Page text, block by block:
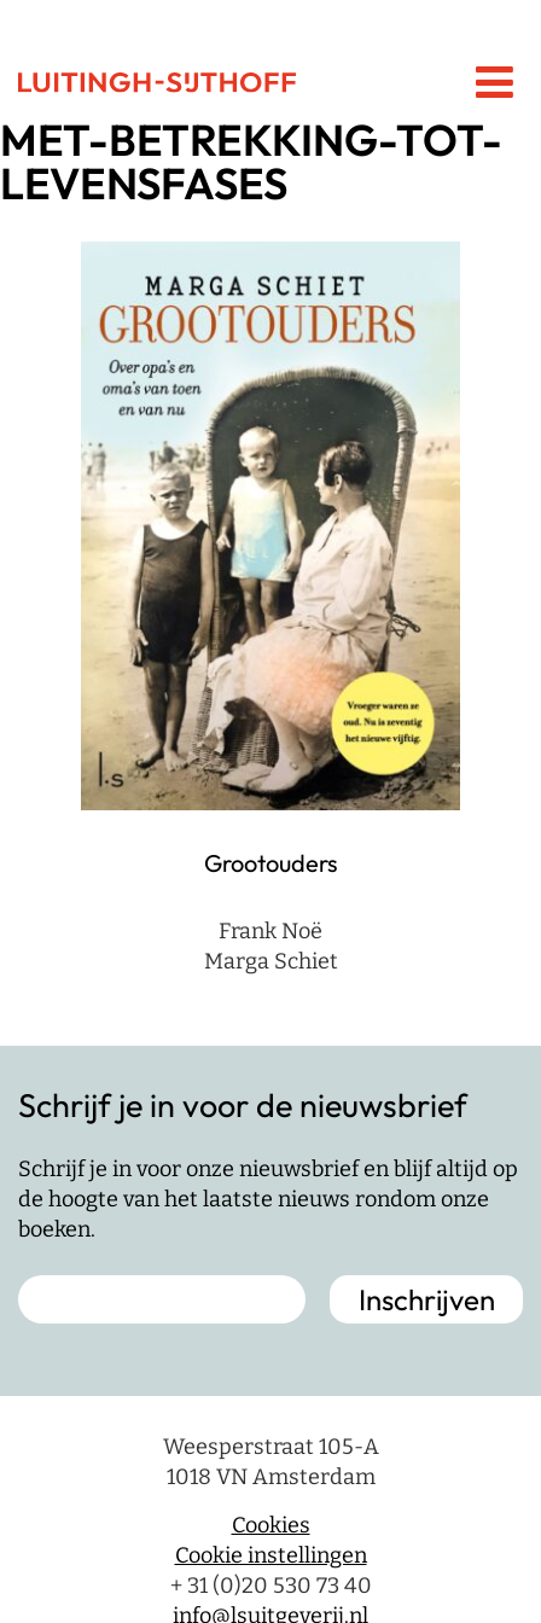
MET-BETREKKING-TOT-
LEVENSFASES
Grootouders
Frank Noë
Marga Schiet
Schrijf je in voor de nieuwsbrief
Schrijf je in voor onze nieuwsbrief en blijf altijd op
de hoogte van het laatste nieuws rondom onze
boeken.
Weesperstraat 105-A
1018 VN Amsterdam
Cookies
Cookie instellingen
+ 31 (0)20 530 73 40
info@lsuitgeverij.nl